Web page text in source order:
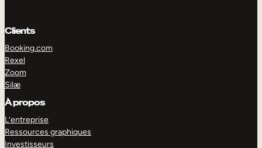
Clients
Booking.com
Rexel
Zoom
Silæ
À propos
L’entreprise
Ressources graphiques
Investisseurs